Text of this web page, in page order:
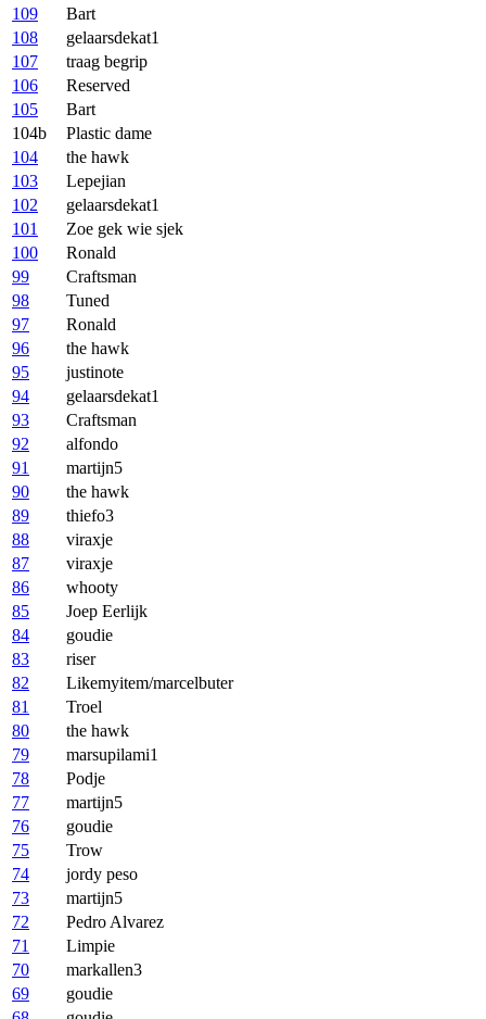
109
Bart
108
gelaarsdekat1
107
traag begrip
106
Reserved
105
Bart
104b
Plastic dame
104
the hawk
103
Lepejian
102
gelaarsdekat1
101
Zoe gek wie sjek
100
Ronald
99
Craftsman
98
Tuned
97
Ronald
96
the hawk
95
justinote
94
gelaarsdekat1
93
Craftsman
92
alfondo
91
martijn5
90
the hawk
89
thiefo3
88
viraxje
87
viraxje
86
whooty
85
Joep Eerlijk
84
goudie
83
riser
82
Likemyitem/marcelbuter
81
Troel
80
the hawk
79
marsupilami1
78
Podje
77
martijn5
76
goudie
75
Trow
74
jordy peso
73
martijn5
72
Pedro Alvarez
71
Limpie
70
markallen3
69
goudie